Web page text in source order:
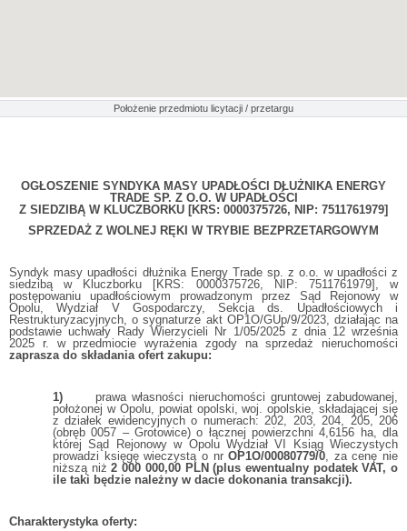
Położenie przedmiotu licytacji / przetargu
OGŁOSZENIE SYNDYKA MASY UPADŁOŚCI DŁUŻNIKA ENERGY
TRADE SP. Z O.O. W UPADŁOŚCI
Z SIEDZIBĄ W KLUCZBORKU [KRS: 0000375726, NIP: 7511761979]
SPRZEDAŻ Z WOLNEJ RĘKI W TRYBIE BEZPRZETARGOWYM
Syndyk masy upadłości dłużnika Energy Trade sp. z o.o. w upadłości z
siedzibą w Kluczborku [KRS: 0000375726, NIP: 7511761979], w
postępowaniu upadłościowym prowadzonym przez Sąd Rejonowy w
Opolu, Wydział V Gospodarczy, Sekcja ds. Upadłościowych i
Restrukturyzacyjnych, o sygnaturze akt OP1O/GUp/9/2023, działając na
podstawie uchwały Rady Wierzycieli Nr 1/05/2025 z dnia 12 września
2025 r. w przedmiocie wyrażenia zgody na sprzedaż nieruchomości
zaprasza do składania ofert zakupu:
1) prawa własności nieruchomości gruntowej zabudowanej,
położonej w Opolu, powiat opolski, woj. opolskie, składającej się
z działek ewidencyjnych o numerach: 202, 203, 204, 205, 206
(obręb 0057 – Grotowice) o łącznej powierzchni 4,6156 ha, dla
której Sąd Rejonowy w Opolu Wydział VI Ksiąg Wieczystych
prowadzi księgę wieczystą o nrOP1O/00080779/0 , za cenę nie
niższą niż2 000 000,00 PLN (plus ewentualny podatek VAT, o
ile taki będzie należny w dacie dokonania transakcji).
Charakterystyka oferty: